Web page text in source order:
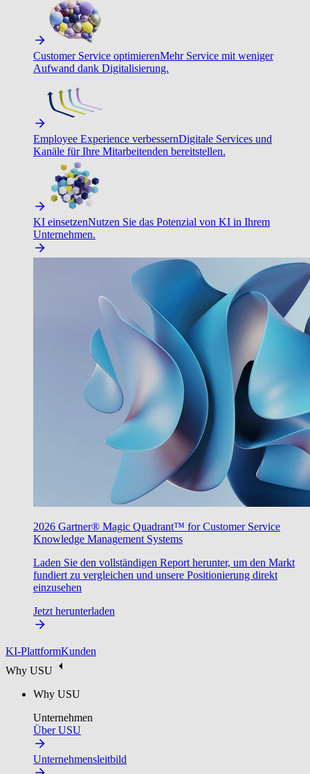
Customer Service optimierenMehr Service mit weniger
Aufwand dank Digitalisierung.
Employee Experience verbessernDigitale Services und
Kanäle für Ihre Mitarbeitenden bereitstellen.
KI einsetzenNutzen Sie das Potenzial von KI in Ihrem
Unternehmen.
2026 Gartner® Magic Quadrant™ for Customer Service
Knowledge Management Systems
Laden Sie den vollständigen Report herunter, um den Markt
fundiert zu vergleichen und unsere Positionierung direkt
einzusehen
Jetzt herunterladen
KI-PlattformKunden
Why USU
Why USU
Unternehmen
Über USU
Unternehmensleitbild